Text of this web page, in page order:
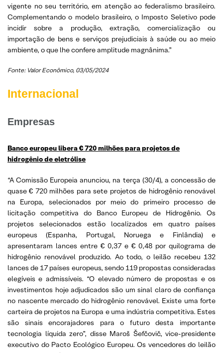
vigente no seu território, em atenção ao federalismo brasileiro.
Complementando o modelo brasileiro, o Imposto Seletivo pode
incidir sobre a produção, extração, comercialização ou
importação de bens e serviços prejudiciais à saúde ou ao meio
ambiente, o que lhe confere amplitude magnânima.”
Fonte: Valor Econômico, 03/05/2024
Internacional
Empresas
Banco europeu libera € 720 milhões para projetos de
hidrogênio de eletrólise
“A Comissão Europeia anunciou, na terça (30/4), a concessão de
quase € 720 milhões para sete projetos de hidrogênio renovável
na Europa, selecionados por meio do primeiro processo de
licitação competitiva do Banco Europeu de Hidrogênio. Os
projetos selecionados estão localizados em quatro países
europeus (Espanha, Portugal, Noruega e Finlândia) e
apresentaram lances entre € 0,37 e € 0,48 por quilograma de
hidrogênio renovável produzido. Ao todo, o leilão recebeu 132
lances de 17 países europeus, sendo 119 propostas consideradas
elegíveis e admissíveis. “O elevado número de propostas e os
investimentos hoje adjudicados são um sinal claro de confiança
no nascente mercado do hidrogênio renovável. Existe uma forte
carteira de projetos na Europa e uma indústria competitiva. Estes
são sinais encorajadores para o futuro desta importante
tecnologia líquida zero”, disse Maroš Šefčovič, vice-presidente
executivo do Pacto Ecológico Europeu. Os vencedores do leilão